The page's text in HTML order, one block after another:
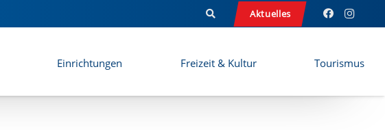
Aktuelles
Einrichtungen Freizeit & Kultur Tourismus